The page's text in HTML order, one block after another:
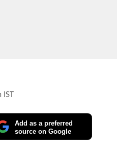
IST
Add as a preferred
source on Google